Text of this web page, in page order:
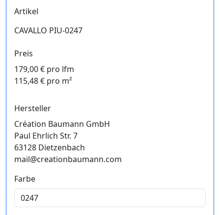
Artikel
CAVALLO PIU-0247
Preis
179,00 € pro lfm
115,48 € pro m²
Hersteller
Création Baumann GmbH
Paul Ehrlich Str. 7
63128 Dietzenbach
mail@creationbaumann.com
Farbe